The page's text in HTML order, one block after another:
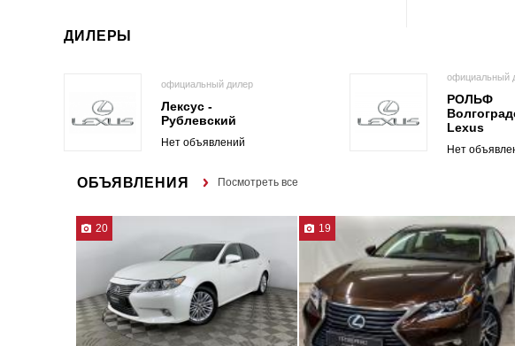
ДИЛЕРЫ
официальный дилер
Лексус -
Рублевский
Нет объявлений
официальный
РОЛЬФ
Lexus
Нет
ОБЪЯВЛЕНИЯ Посмотреть все
20 19